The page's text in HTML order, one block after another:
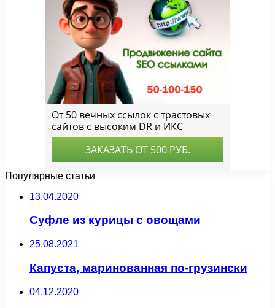
Популярные статьи
13.04.2020
Суфле из курицы с овощами
25.08.2021
Капуста, маринованная по-грузински
04.12.2020